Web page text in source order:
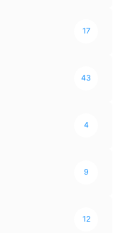
17
43
4
9
12